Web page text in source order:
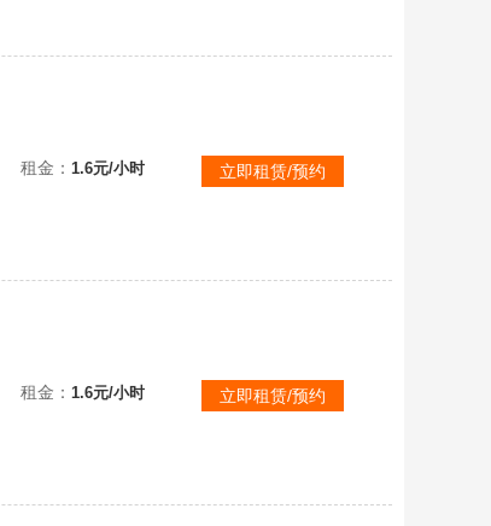
租金： 1.6元/小时 立即租赁/预约
租金： 1.6元/小时 立即租赁/预约